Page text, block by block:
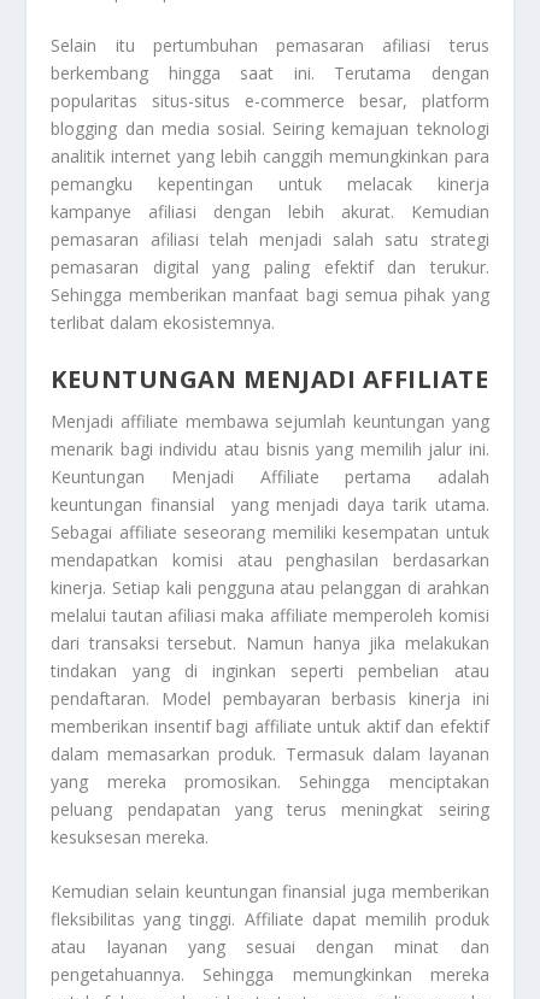
Selain itu pertumbuhan pemasaran afiliasi terus
berkembang hingga saat ini. Terutama dengan
popularitas situs-situs e-commerce besar, platform
blogging dan media sosial. Seiring kemajuan teknologi
analitik internet yang lebih canggih memungkinkan para
pemangku kepentingan untuk melacak kinerja
kampanye afiliasi dengan lebih akurat. Kemudian
pemasaran afiliasi telah menjadi salah satu strategi
pemasaran digital yang paling efektif dan terukur.
Sehingga memberikan manfaat bagi semua pihak yang
terlibat dalam ekosistemnya.
KEUNTUNGAN MENJADI AFFILIATE
Menjadi affiliate membawa sejumlah keuntungan yang
menarik bagi individu atau bisnis yang memilih jalur ini.
Keuntungan Menjadi Affiliate pertama adalah
keuntungan finansial yang menjadi daya tarik utama.
Sebagai affiliate seseorang memiliki kesempatan untuk
mendapatkan komisi atau penghasilan berdasarkan
kinerja. Setiap kali pengguna atau pelanggan di arahkan
melalui tautan afiliasi maka affiliate memperoleh komisi
dari transaksi tersebut. Namun hanya jika melakukan
tindakan yang di inginkan seperti pembelian atau
pendaftaran. Model pembayaran berbasis kinerja ini
memberikan insentif bagi affiliate untuk aktif dan efektif
dalam memasarkan produk. Termasuk dalam layanan
yang mereka promosikan. Sehingga menciptakan
peluang pendapatan yang terus meningkat seiring
kesuksesan mereka.
Kemudian selain keuntungan finansial juga memberikan
fleksibilitas yang tinggi. Affiliate dapat memilih produk
atau layanan yang sesuai dengan minat dan
pengetahuannya. Sehingga memungkinkan mereka